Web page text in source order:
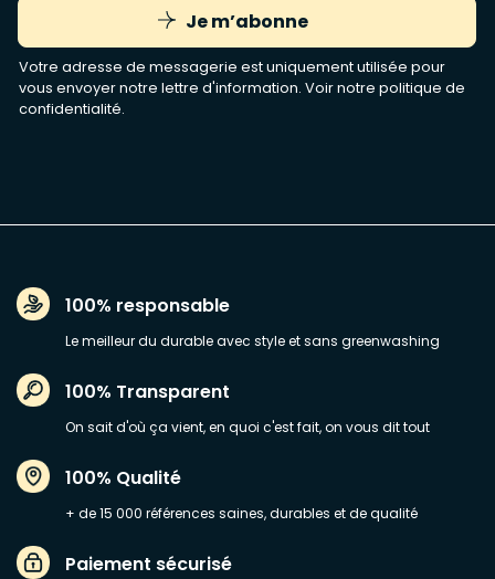
Je m’abonne
Votre adresse de messagerie est uniquement utilisée pour
vous envoyer notre lettre d'information. Voir notre politique de
confidentialité.
100% responsable
Le meilleur du durable avec style et sans greenwashing
100% Transparent
On sait d'où ça vient, en quoi c'est fait, on vous dit tout
100% Qualité
+ de 15 000 références saines, durables et de qualité
Paiement sécurisé